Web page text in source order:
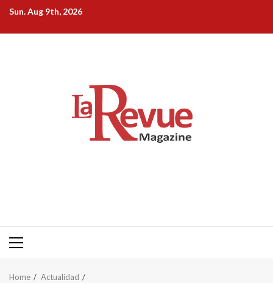
Skip
content
Sun. Aug 9th, 2026
Primary
Home
Actualidad